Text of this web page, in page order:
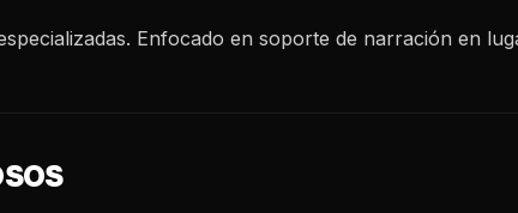
Enfocado en soporte de narración en